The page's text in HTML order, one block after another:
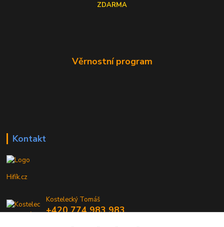
ZDARMA
Věrnostní program
Kontakt
Hifík.cz
Kostelecký Tomáš
+420 774 983 983